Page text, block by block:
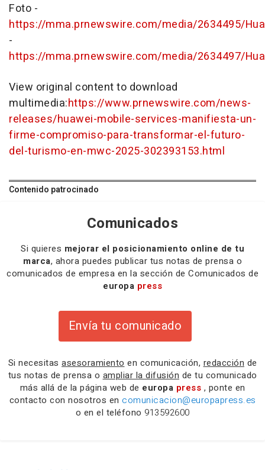
Foto -
https://mma.prnewswire.com/media/2634495/
-
https://mma.prnewswire.com/media/2634497/
View original content to download
multimedia:https://www.prnewswire.com/news-
releases/huawei-mobile-services-manifiesta-un-
firme-compromiso-para-transformar-el-futuro-
del-turismo-en-mwc-2025-302393153.html
Contenido patrocinado
Comunicados
Si quieres mejorar el posicionamiento online de tu
marca, ahora puedes publicar tus notas de prensa o
comunicados de empresa en la sección de Comunicados de
europa press
Envía tu comunicado
Si necesitas asesoramiento en comunicación, redacción de
tus notas de prensa o ampliar la difusión de tu comunicado
más allá de la página web de europa press , ponte en
contacto con nosotros en comunicacion@europapress.es
o en el teléfono 913592600